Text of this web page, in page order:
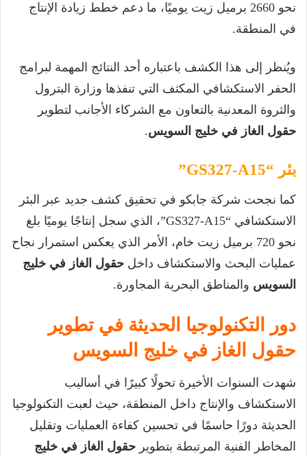
نحو 2660 برميل زيت يوميًا، ما دعم خطط زيادة الإنتاج
في المنطقة.
ويُنظر إلى هذا الكشف باعتباره أحد النتائج المهمة لبرامج
الحفر الاستكشافي المكثف التي تنفذها وزارة البترول
والثروة المعدنية بالتعاون مع الشركاء الأجانب لتطوير
حقول الغاز في خليج السويس.
بئر “GS327-A15”
كما نجحت شركة جابكو في تحقيق كشف جديد عبر البئر
الاستكشافي “GS327-A15”، الذي سجل إنتاجًا يوميًا بلغ
نحو 720 برميل زيت خام، الأمر الذي يعكس استمرار نجاح
عمليات البحث والاستكشاف داخل حقول الغاز في خليج
السويس والمناطق البحرية المجاورة.
دور التكنولوجيا الحديثة في تطوير
حقول الغاز في خليج السويس
شهدت السنوات الأخيرة تحولًا كبيرًا في أساليب
الاستكشاف والإنتاج داخل المنطقة، حيث لعبت التكنولوجيا
الحديثة دورًا حاسمًا في تحسين كفاءة العمليات وتقليل
المخاطر الفنية المرتبطة بتطوير حقول الغاز في خليج